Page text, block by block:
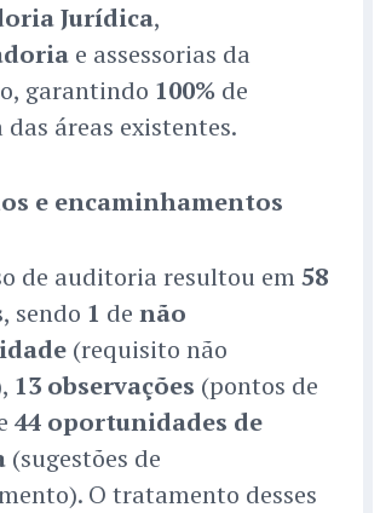
Jurídica,
e assessorias da
garantindo 100% de
áreas existentes.
e encaminhamentos
de auditoria resultou em58
, sendo 1 de não
(requisito não
13 observações (pontos de
44 oportunidades de
(sugestões de
O tratamento desses